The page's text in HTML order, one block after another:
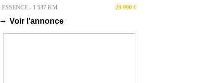
ESSENCE - 1 537 KM 29 990 €
→ Voir l'annonce